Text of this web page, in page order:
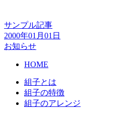
サンプル記事
2000年01月01日
お知らせ
HOME
組子とは
組子の特徴
組子のアレンジ